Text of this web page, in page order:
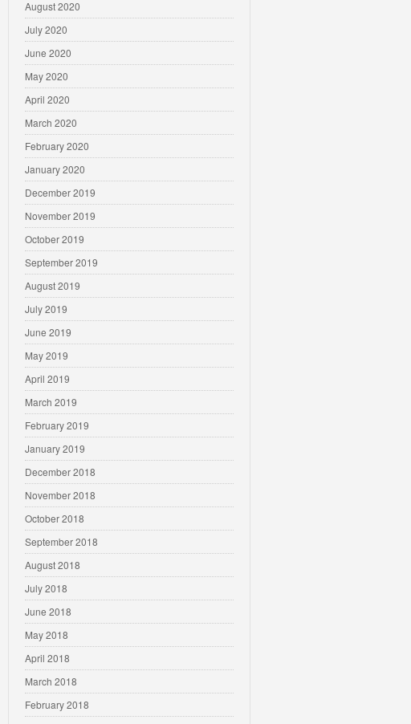
August 2020
July 2020
June 2020
May 2020
April 2020
March 2020
February 2020
January 2020
December 2019
November 2019
October 2019
September 2019
August 2019
July 2019
June 2019
May 2019
April 2019
March 2019
February 2019
January 2019
December 2018
November 2018
October 2018
September 2018
August 2018
July 2018
June 2018
May 2018
April 2018
March 2018
February 2018